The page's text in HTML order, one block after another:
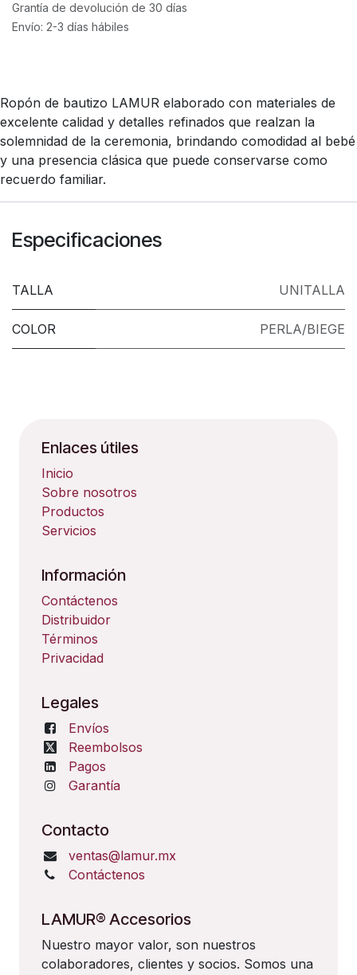
Grantía de devolución de 30 días
Envío: 2-3 días hábiles
Ropón de bautizo LAMUR elaborado con materiales de
excelente calidad y detalles refinados que realzan la
solemnidad de la ceremonia, brindando comodidad al bebé
y una presencia clásica que puede conservarse como
recuerdo familiar.
Especificaciones
TALLA UNITALLA
COLOR PERLA/BIEGE
Enlaces útiles
Inicio
Sobre nosotros
Productos
Servicios
Información
Contáctenos
Distribuidor
Términos
Privacidad
Legales
Envíos
Reembolsos
Pagos
Garantía
Contacto
ventas@lamur.mx
Contáctenos
LAMUR® Accesorios
Nuestro mayor valor, son nuestros
colaboradores, clientes y socios. Somos una